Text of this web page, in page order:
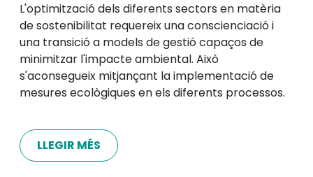
L'optimització dels diferents sectors en matèria
de sostenibilitat requereix una conscienciació i
una transició a models de gestió capaços de
minimitzar l'impacte ambiental. Això
s'aconsegueix mitjançant la implementació de
mesures ecològiques en els diferents processos.
LLEGIR MÉS